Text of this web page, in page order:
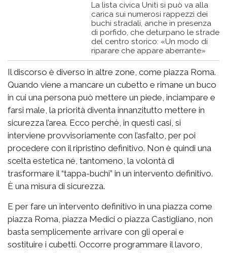
La lista civica Uniti si può va alla
carica sui numerosi rappezzi dei
buchi stradali, anche in presenza
di porfido, che deturpano le strade
del centro storico: «Un modo di
riparare che appare aberrante»
Il discorso è diverso in altre zone, come piazza Roma.
Quando viene a mancare un cubetto e rimane un buco
in cui una persona può mettere un piede, inciampare e
farsi male, la priorità diventa innanzitutto mettere in
sicurezza l’area. Ecco perché, in questi casi, si
interviene provvisoriamente con l’asfalto, per poi
procedere con il ripristino definitivo. Non è quindi una
scelta estetica né, tantomeno, la volontà di
trasformare il “tappa-buchi” in un intervento definitivo.
È una misura di sicurezza.
E per fare un intervento definitivo in una piazza come
piazza Roma, piazza Medici o piazza Castigliano, non
basta semplicemente arrivare con gli operai e
sostituire i cubetti. Occorre programmare il lavoro,